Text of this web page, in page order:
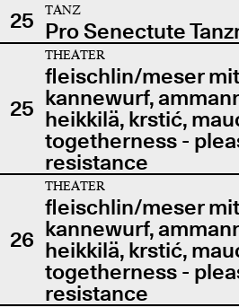
25
TANZ
Pro Senectute
25
THEATER
fleischlin/meser
kannewurf,
heikkilä, krstić,
togetherness -
resistance
26
THEATER
fleischlin/meser
kannewurf,
heikkilä, krstić,
togetherness -
resistance